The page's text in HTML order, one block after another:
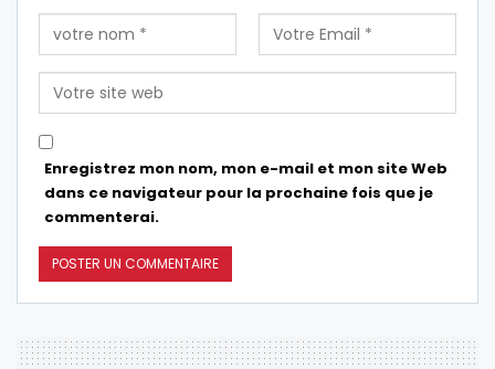
Enregistrez mon nom, mon e-mail et mon site Web
dans ce navigateur pour la prochaine fois que je
commenterai.